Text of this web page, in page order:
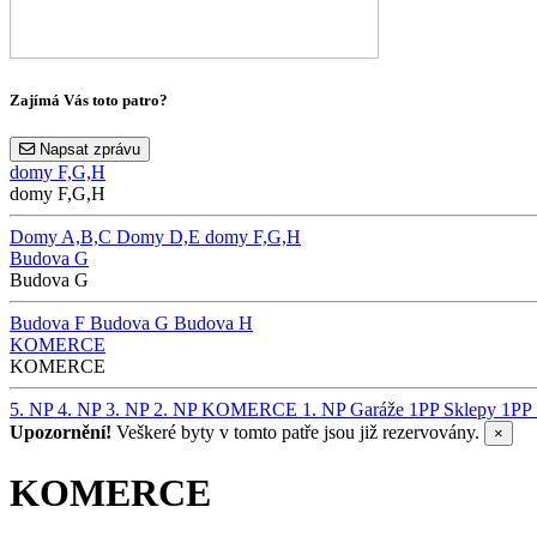
Zajímá Vás toto patro?
Napsat zprávu
domy F,G,H
domy F,G,H
Domy A,B,C Domy D,E domy F,G,H
Budova G
Budova G
Budova F Budova G Budova H
KOMERCE
KOMERCE
5. NP4. NP3. NP 2. NPKOMERCE 1. NPGaráže 1PP Sklepy 1PP
Upozornění! Veškeré byty v tomto patře jsou již rezervovány. ×
KOMERCE